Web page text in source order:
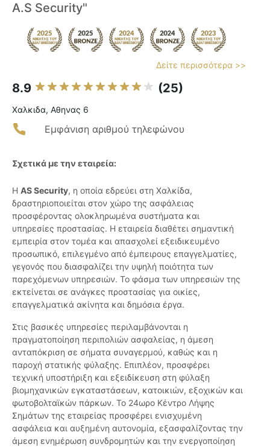
A.S Security"
Δείτε περισσότερα >>
8.9 (25)
Χαλκιδα, Αθηνας 6
Εμφάνιση αριθμού τηλεφώνου
Σχετικά με την εταιρεία:
Η AS Security, η οποία εδρεύει στη Χαλκίδα,
δραστηριοποιείται στον χώρο της ασφάλειας
προσφέροντας ολοκληρωμένα συστήματα και
υπηρεσίες προστασίας. Η εταιρεία διαθέτει σημαντική
εμπειρία στον τομέα και απασχολεί εξειδικευμένο
προσωπικό, επιλεγμένο από έμπειρους επαγγελματίες,
γεγονός που διασφαλίζει την υψηλή ποιότητα των
παρεχόμενων υπηρεσιών. Το φάσμα των υπηρεσιών της
εκτείνεται σε ανάγκες προστασίας για οικίες,
επαγγελματικά ακίνητα και δημόσια έργα.
Στις βασικές υπηρεσίες περιλαμβάνονται η
πραγματοποίηση περιπολιών ασφαλείας, η άμεση
ανταπόκριση σε σήματα συναγερμού, καθώς και η
παροχή στατικής φύλαξης. Επιπλέον, προσφέρει
τεχνική υποστήριξη και εξειδίκευση στη φύλαξη
βιομηχανικών εγκαταστάσεων, κατοικιών, εξοχικών και
φωτοβολταϊκών πάρκων. Το 24ωρο Κέντρο Λήψης
Σημάτων της εταιρείας προσφέρει ενισχυμένη
ασφάλεια και αυξημένη αυτονομία, εξασφαλίζοντας την
άμεση ενημέρωση συνδρομητών και την ενεργοποίηση